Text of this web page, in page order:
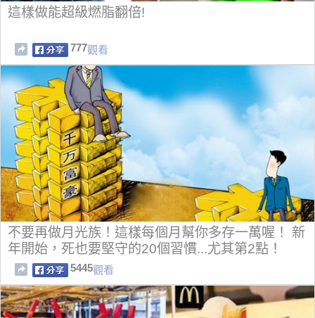
這樣做能超級燃脂翻倍!
777觀看
不要再做月光族！這樣每個月幫你多存一萬喔！ 新
年開始，死也要堅守的20個習慣...尤其第2點！
5445觀看